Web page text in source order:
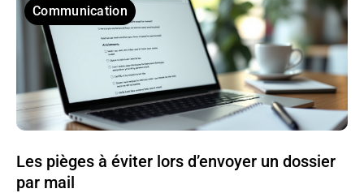
Communication
Les pièges à éviter lors d’envoyer un dossier
par mail